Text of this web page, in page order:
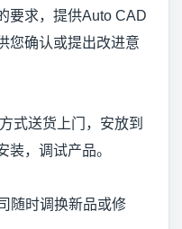
要求，提供Auto CAD
您确认或提出改进意
送货上门，安放到
装，调试产品。
时调换新品或修